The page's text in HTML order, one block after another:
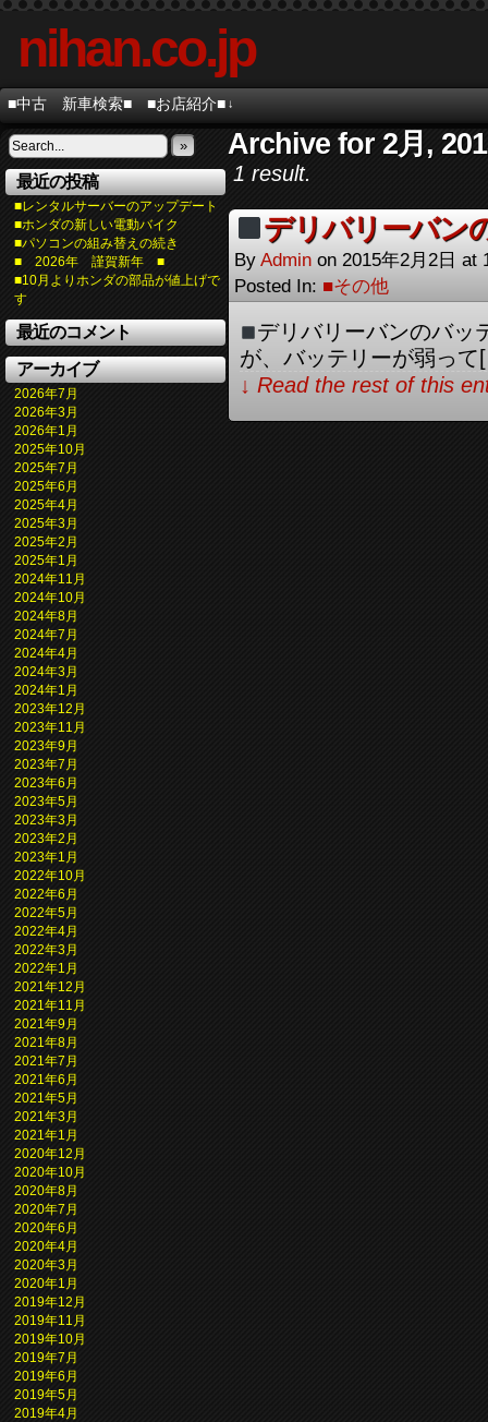
nihan.co.jp
■中古 新車検索■ ■お店紹介■ ↓
»
最近の投稿
■レンタルサーバーのアップデート
■ホンダの新しい電動バイク
■パソコンの組み替えの続き
■ 2026年 謹賀新年 ■
■10月よりホンダの部品が値上げで
す
最近のコメント
アーカイブ
2026年7月
2026年3月
2026年1月
2025年10月
2025年7月
2025年6月
2025年4月
2025年3月
2025年2月
2025年1月
2024年11月
2024年10月
2024年8月
2024年7月
2024年4月
2024年3月
2024年1月
2023年12月
2023年11月
2023年9月
2023年7月
2023年6月
2023年5月
2023年3月
2023年2月
2023年1月
2022年10月
2022年6月
2022年5月
2022年4月
2022年3月
2022年1月
2021年12月
2021年11月
2021年9月
2021年8月
2021年7月
2021年6月
2021年5月
2021年3月
2021年1月
2020年12月
2020年10月
2020年8月
2020年7月
2020年6月
2020年4月
2020年3月
2020年1月
2019年12月
2019年11月
2019年10月
2019年7月
2019年6月
2019年5月
2019年4月
Archive for 2月,
1 result.
デリバリーバン
By Admin on 2015年2月2日 at
Posted In: ■その他
デリバリーバンのバッ
が、バッテリーが弱っ
↓ Read the rest of this